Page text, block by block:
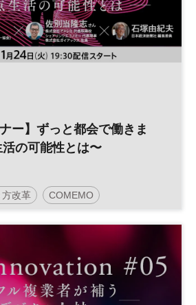
ー】ずっと都会で働きま
の可能性とは〜
方改革 COMEMO